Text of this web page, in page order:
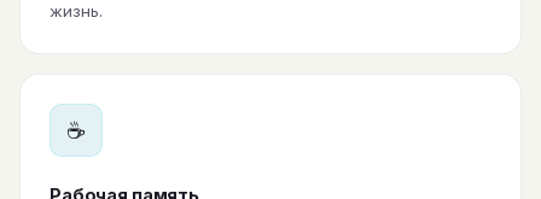
жизнь.
☕
Рабочая память